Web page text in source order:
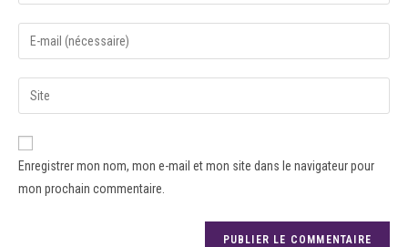
Enregistrer mon nom, mon e-mail et mon site dans le navigateur pour
mon prochain commentaire.